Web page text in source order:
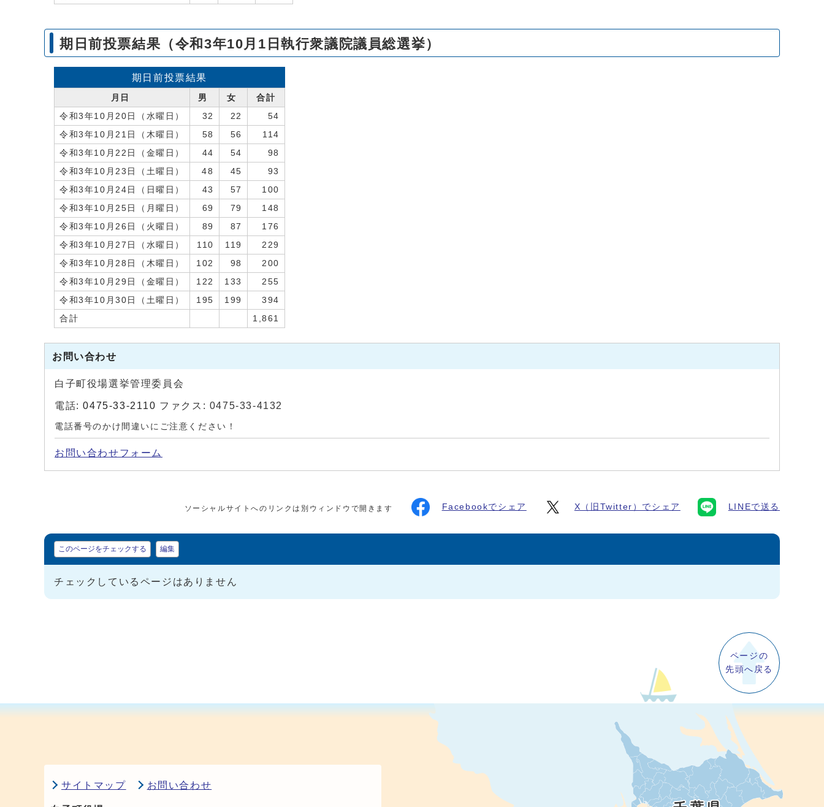
期日前投票結果（令和3年10月1日執行衆議院議員総選挙）
期日前投票結果
月日 男 女
合計
令和3年10月20日（水曜日）
32 22
54
令和3年10月21日（木曜日）
58 56
114
令和3年10月22日（金曜日）
44 54
98
令和3年10月23日（土曜日）
48 45
93
令和3年10月24日（日曜日）
43 57
100
令和3年10月25日（月曜日）
69 79
148
令和3年10月26日（火曜日）
89 87
176
令和3年10月27日（水曜日）
110 119
229
令和3年10月28日（木曜日）
102 98
200
令和3年10月29日（金曜日）
122 133
255
令和3年10月30日（土曜日）
195 199
394
合計
1,861
お問い合わせ
白子町役場選挙管理委員会
電話:0475-33-2110 ファクス: 0475-33-4132
電話番号のかけ間違いにご注意ください！
お問い合わせフォーム
ソーシャルサイトへのリンクは別ウィンドウで開きます Facebookでシェア X（旧Twitter）でシェア LINEで送る
マイページ
このページをチェックする 編集
チェックしているページはありません
ページの
先頭へ戻る
サイトマップ お問い合わせ